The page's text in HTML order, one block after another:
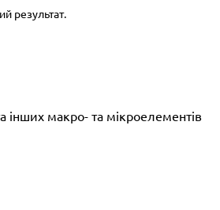
результат.
інших макро- та мікроелементів